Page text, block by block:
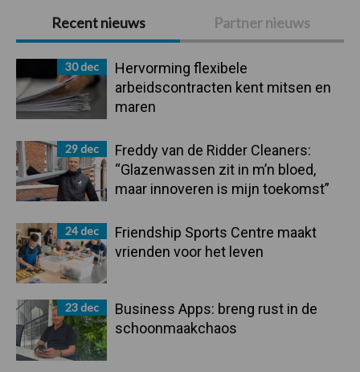
Primaire
Sidebar
Recent nieuws Partner nieuws
30 dec
Hervorming flexibele
arbeidscontracten kent mitsen en
maren
29 dec
Freddy van de Ridder Cleaners:
“Glazenwassen zit in m’n bloed,
maar innoveren is mijn toekomst”
24 dec
Friendship Sports Centre maakt
vrienden voor het leven
23 dec
Business Apps: breng rust in de
schoonmaakchaos